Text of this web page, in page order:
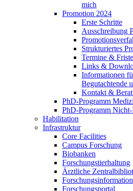
mich
Promotion 2024
Erste Schritte
Ausschreibung
Strukturiertes
Termine &
Links &
Informationen
Begutachtende
Kontakt &
PhD-Programm
PhD-Programm
Habilitation
Infrastruktur
Core Facilities
Campus Forschung
Biobanken
Forschungstierhaltung
Ärztliche
Forschungsportal